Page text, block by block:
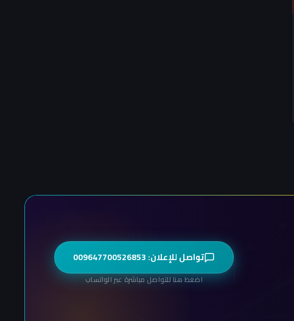
تواصل للإعلان: 009647700526853
اضغط هنا للتواصل مباشرة عبر الواتساب